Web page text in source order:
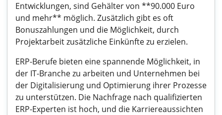
Entwicklungen, sind Gehälter von **90.000 Euro
und mehr** möglich. Zusätzlich gibt es oft
Bonuszahlungen und die Möglichkeit, durch
Projektarbeit zusätzliche Einkünfte zu erzielen.
ERP-Berufe bieten eine spannende Möglichkeit, in
der IT-Branche zu arbeiten und Unternehmen bei
der Digitalisierung und Optimierung ihrer Prozesse
zu unterstützen. Die Nachfrage nach qualifizierten
ERP-Experten ist hoch, und die Karriereaussichten